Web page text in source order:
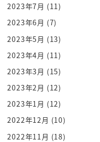
ダブルセットで行って
威嚇で打てば撃つほど
ねそれで技術が向上し
侮れないですよ
それでお金までもら
ね食料と
とんでもない戦略です
それでですねアメリカ
2018年に
過去最大級の経済制裁
2023年7月 (11)
2023年6月 (7)
2023年5月 (13)
2023年4月 (11)
2023年3月 (15)
2023年2月 (12)
2023年1月 (12)
2022年12月 (10)
2022年11月 (18)